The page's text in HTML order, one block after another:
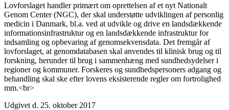
Lovforslaget handler primært om oprettelsen af et nyt Nationalt
Genom Center (NGC), der skal understøtte udviklingen af personlig
medicin i Danmark, bl.a. ved at udvikle og drive en landsdækkende
informationsinfrastruktur og en landsdækkende infrastruktur for
indsamling og opbevaring af genomsekvensdata. Det fremgår af
lovforslaget, at genomdatabasen skal anvendes til klinisk brug og til
forskning, herunder til brug i sammenhæng med sundhedsydelser i
regioner og kommuner. Forskeres og sundhedspersoners adgang og
behandling skal ske efter lovens eksisterende regler om fortrolighed
mm.<br>
Udgivet d. 25. oktober 2017